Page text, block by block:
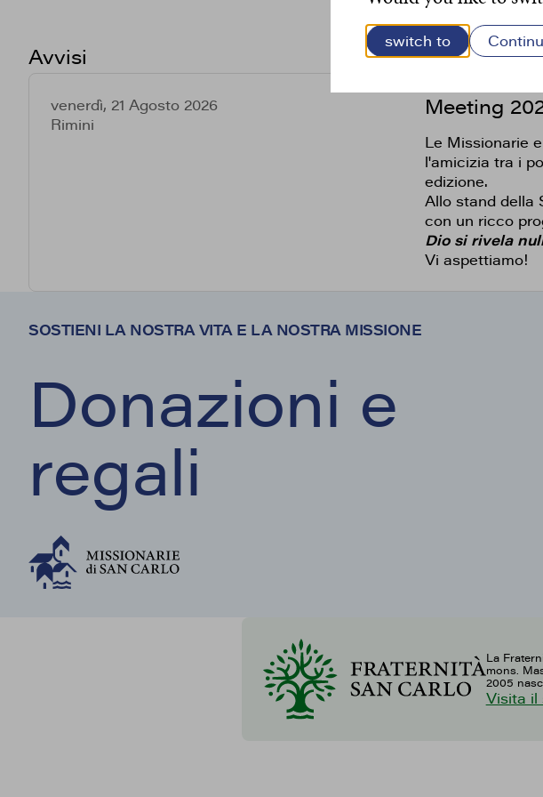
Avvisi
venerdì, 21 Agosto 2026
Rimini
Meeting
Le Missionarie
l'amicizia tra i
edizione.
Allo stand della
con un ricco
Dio si rivela
Vi aspettiamo!
SOSTIENI LA NOSTRA VITA E LA NOSTRA MISSIONE
Donazioni e
regali
La
mons.
2005
Visita il
switch to